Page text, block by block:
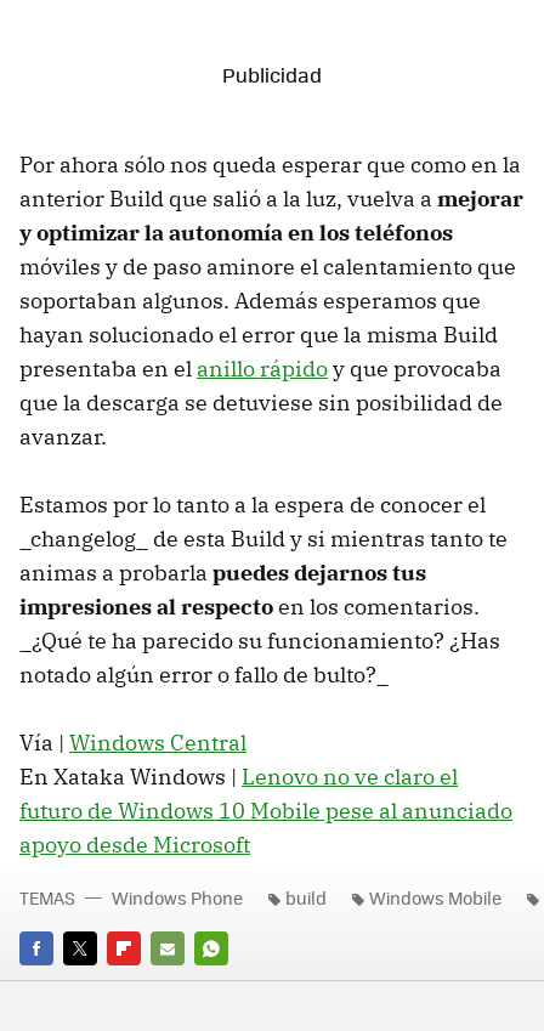
Por ahora sólo nos queda esperar que como en la
anterior Build que salió a la luz, vuelva a mejorar
y optimizar la autonomía en los teléfonos
móviles y de paso aminore el calentamiento que
soportaban algunos. Además esperamos que
hayan solucionado el error que la misma Build
presentaba en el anillo rápidoy que provocaba
que la descarga se detuviese sin posibilidad de
avanzar.
Estamos por lo tanto a la espera de conocer el
_changelog_ de esta Build y si mientras tanto te
animas a probarla puedes dejarnos tus
impresiones al respectoen los comentarios.
_¿Qué te ha parecido su funcionamiento? ¿Has
notado algún error o fallo de bulto?_
Vía | Windows Central
En Xataka Windows | Lenovo no ve claro el
futuro de Windows 10 Mobile pese al anunciado
apoyo desde Microsoft
FACEBOOK
TWITTERFLIPBOARD
E-
WHATSAPP
TEMAS Windows Phone build Windows Mobile